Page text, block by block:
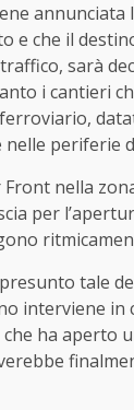
annunciata
che il
sarà
i cantieri
periferie
Front nella
per
tale
interviene in
ha aperto